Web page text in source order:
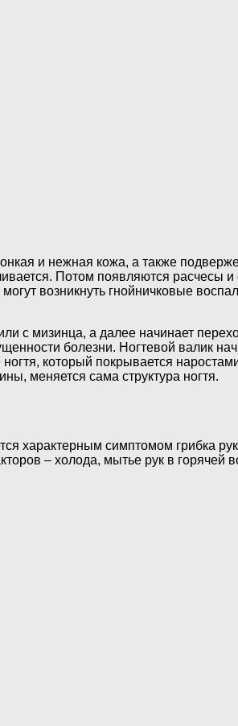
и нежная кожа, а также
Потом появляются расчесы
возникнуть гнойничковые
с мизинца, а далее начинает
болезни. Ногтевой валик
который покрывается
меняется сама структура ногтя.
характерным симптомом грибка
– холода, мытье рук в горячей